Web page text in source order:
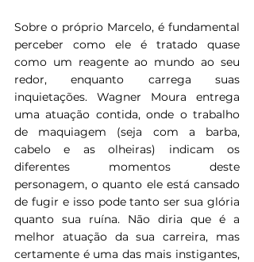
Sobre o próprio Marcelo, é fundamental
perceber como ele é tratado quase
como um reagente ao mundo ao seu
redor, enquanto carrega suas
inquietações. Wagner Moura entrega
uma atuação contida, onde o trabalho
de maquiagem (seja com a barba,
cabelo e as olheiras) indicam os
diferentes momentos deste
personagem, o quanto ele está cansado
de fugir e isso pode tanto ser sua glória
quanto sua ruína. Não diria que é a
melhor atuação da sua carreira, mas
certamente é uma das mais instigantes,